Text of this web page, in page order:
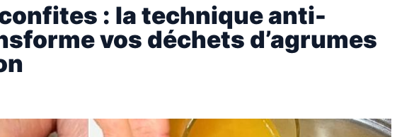
: la technique anti-
vos déchets d’agrumes